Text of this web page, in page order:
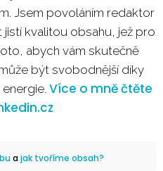
Jsem povoláním redaktor
kvalitou obsahu, jež pro
abych vám skutečně
být svobodnější díky
Více o mně čtěte
ajak tvoříme obsah?